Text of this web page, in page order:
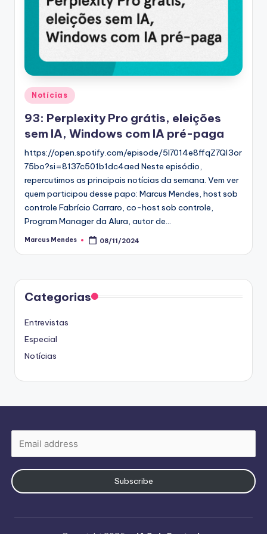
Posted
in
Notícias
93: Perplexity Pro grátis, eleições
sem IA, Windows com IA pré-paga
https://open.spotify.com/episode/5I7014e8ffqZ7QI3or
75bo?si=8137c501b1dc4aed Neste episódio,
repercutimos as principais notícias da semana. Vem ver
quem participou desse papo: Marcus Mendes, host sob
controle Fabrício Carraro, co-host sob controle,
Program Manager da Alura, autor de…
Posted
Marcus Mendes 08/11/2024
Categorias
Entrevistas
Especial
Notícias
Subscribe